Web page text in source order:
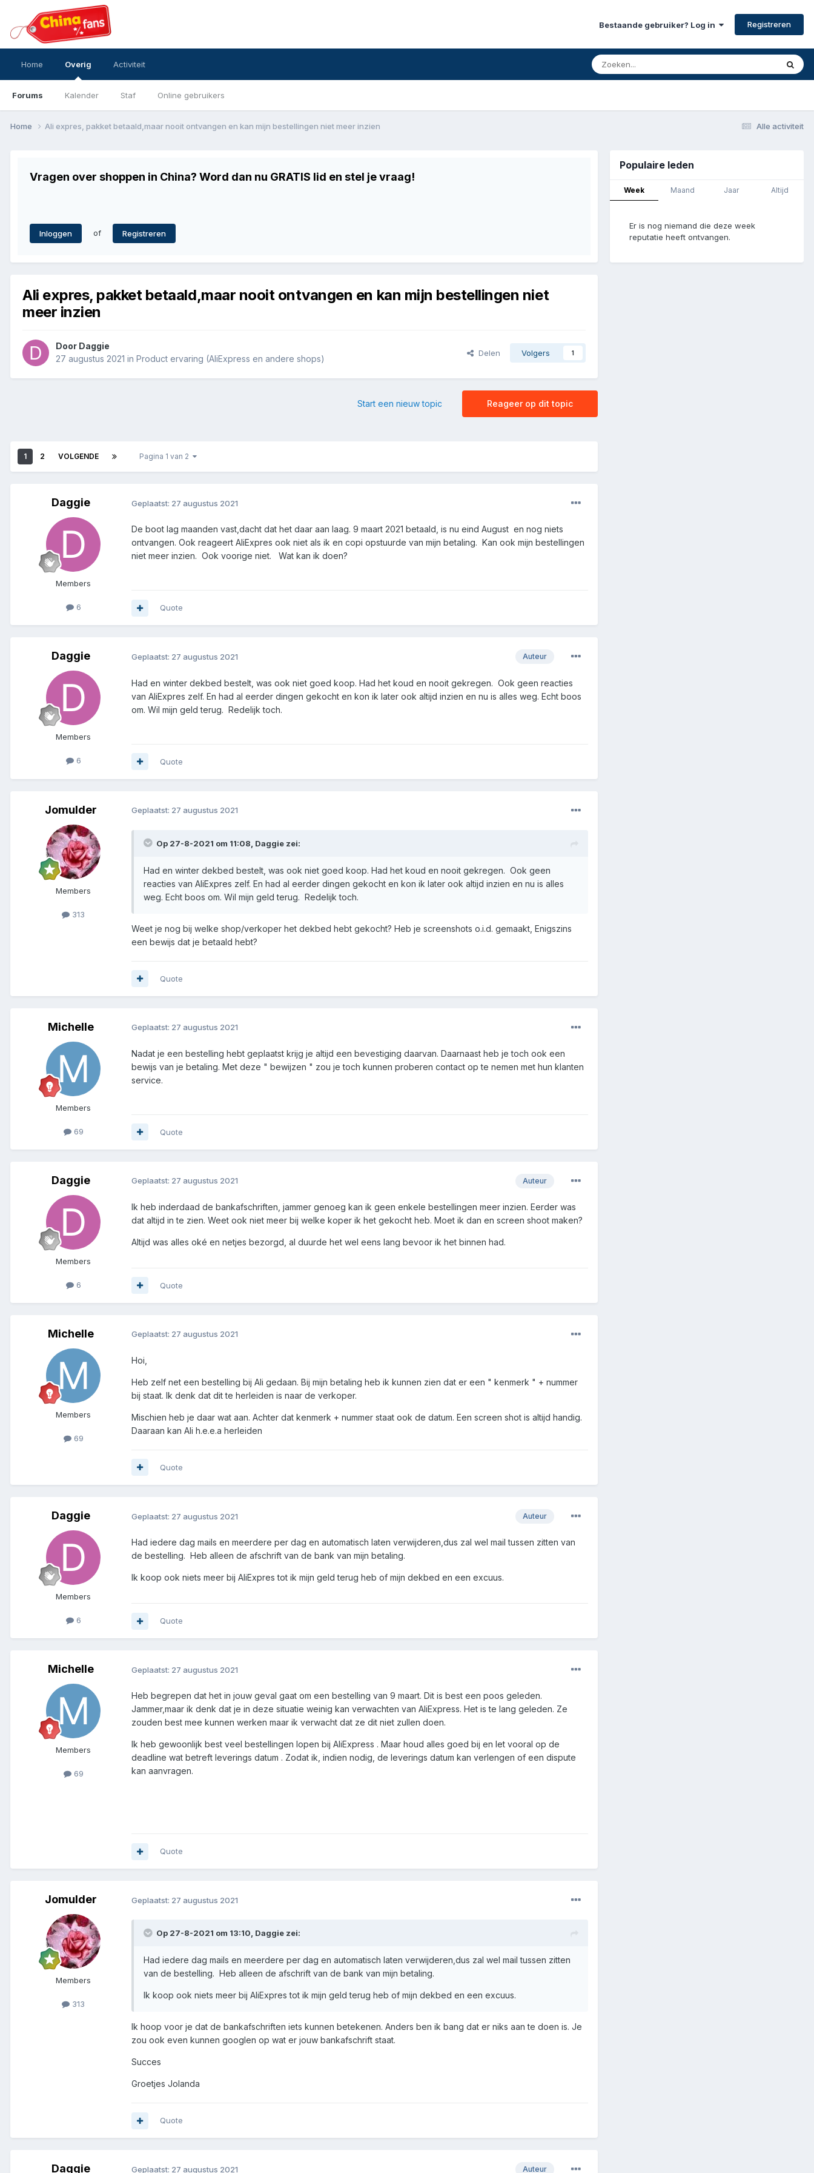
Bestaande gebruiker? Log in Registreren
Home Overig
Forums Kalender Staf Online gebruikers
Activiteit
Alle activiteit
Home Ali expres, pakket betaald,maar nooit ontvangen en kan mijn bestellingen niet meer inzien
Vragen over shoppen in China? Word dan nu GRATIS lid en stel je vraag!
Inloggen of Registreren
Ali expres, pakket betaald,maar nooit ontvangen en kan mijn bestellingen niet
meer inzien
Door Daggie
27 augustus 2021 in Product ervaring (AliExpress en andere shops)
Delen Volgers 1
Reageer op dit topic
Start een nieuw topic
1 2 VOLGENDE Pagina 1 van 2
Daggie
Members
6
Geplaatst: 27 augustus 2021
De boot lag maanden vast,dacht dat het daar aan laag. 9 maart 2021 betaald, is nu eind August en nog niets
ontvangen. Ook reageert AliExpres ook niet als ik en copi opstuurde van mijn betaling. Kan ook mijn bestellingen
niet meer inzien. Ook voorige niet. Wat kan ik doen?
Quote
Daggie
Members
6
Auteur
Geplaatst: 27 augustus 2021
Had en winter dekbed bestelt, was ook niet goed koop. Had het koud en nooit gekregen. Ook geen reacties
van AliExpres zelf. En had al eerder dingen gekocht en kon ik later ook altijd inzien en nu is alles weg. Echt boos
om. Wil mijn geld terug. Redelijk toch.
Quote
Jomulder
Members
313
Geplaatst: 27 augustus 2021
Op 27-8-2021 om 11:08, Daggie zei:
Had en winter dekbed bestelt, was ook niet goed koop. Had het koud en nooit gekregen. Ook geen
reacties van AliExpres zelf. En had al eerder dingen gekocht en kon ik later ook altijd inzien en nu is alles
weg. Echt boos om. Wil mijn geld terug. Redelijk toch.
Weet je nog bij welke shop/verkoper het dekbed hebt gekocht? Heb je screenshots o.i.d. gemaakt, Enigszins
een bewijs dat je betaald hebt?
Quote
Michelle
Members
69
Geplaatst: 27 augustus 2021
Nadat je een bestelling hebt geplaatst krijg je altijd een bevestiging daarvan. Daarnaast heb je toch ook een
bewijs van je betaling. Met deze " bewijzen " zou je toch kunnen proberen contact op te nemen met hun klanten
service.
Quote
Daggie
Members
6
Auteur
Geplaatst: 27 augustus 2021
Ik heb inderdaad de bankafschriften, jammer genoeg kan ik geen enkele bestellingen meer inzien. Eerder was
dat altijd in te zien. Weet ook niet meer bij welke koper ik het gekocht heb. Moet ik dan en screen shoot maken?
Altijd was alles oké en netjes bezorgd, al duurde het wel eens lang bevoor ik het binnen had.
Quote
Michelle
Members
69
Geplaatst: 27 augustus 2021
Hoi,
Heb zelf net een bestelling bij Ali gedaan. Bij mijn betaling heb ik kunnen zien dat er een " kenmerk " + nummer
bij staat. Ik denk dat dit te herleiden is naar de verkoper.
Mischien heb je daar wat aan. Achter dat kenmerk + nummer staat ook de datum. Een screen shot is altijd handig.
Daaraan kan Ali h.e.e.a herleiden
Quote
Daggie
Members
6
Auteur
Geplaatst: 27 augustus 2021
Had iedere dag mails en meerdere per dag en automatisch laten verwijderen,dus zal wel mail tussen zitten van
de bestelling. Heb alleen de afschrift van de bank van mijn betaling.
Ik koop ook niets meer bij AliExpres tot ik mijn geld terug heb of mijn dekbed en een excuus.
Quote
Michelle
Members
69
Geplaatst: 27 augustus 2021
Heb begrepen dat het in jouw geval gaat om een bestelling van 9 maart. Dit is best een poos geleden.
Jammer,maar ik denk dat je in deze situatie weinig kan verwachten van AliExpress. Het is te lang geleden. Ze
zouden best mee kunnen werken maar ik verwacht dat ze dit niet zullen doen.
Ik heb gewoonlijk best veel bestellingen lopen bij AliExpress . Maar houd alles goed bij en let vooral op de
deadline wat betreft leverings datum . Zodat ik, indien nodig, de leverings datum kan verlengen of een dispute
kan aanvragen.
Quote
Jomulder
Members
313
Geplaatst: 27 augustus 2021
Op 27-8-2021 om 13:10, Daggie zei:
Had iedere dag mails en meerdere per dag en automatisch laten verwijderen,dus zal wel mail tussen zitten
van de bestelling. Heb alleen de afschrift van de bank van mijn betaling.
Ik koop ook niets meer bij AliExpres tot ik mijn geld terug heb of mijn dekbed en een excuus.
Ik hoop voor je dat de bankafschriften iets kunnen betekenen. Anders ben ik bang dat er niks aan te doen is. Je
zou ook even kunnen googlen op wat er jouw bankafschrift staat.
Succes
Groetjes Jolanda
Quote
Daggie Auteur
Geplaatst: 27 augustus 2021
Populaire leden
Week Maand Jaar Altijd
Er is nog niemand die deze week
reputatie heeft ontvangen.